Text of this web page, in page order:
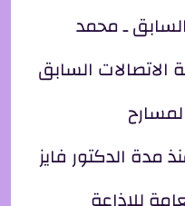
ـ محمد
السابق
مدة الدكتور فايز